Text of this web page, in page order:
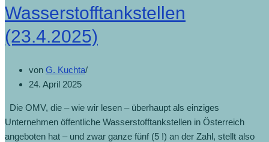
(30.10.2025)
Wasserstofftankstellen
(23.4.2025)
von G. Kuchta
24. April 2025
Die OMV, die – wie wir lesen – überhaupt als einziges
Unternehmen öffentliche Wasserstofftankstellen in Österreich
angeboten hat – und zwar ganze fünf (5 !) an der Zahl, stellt also